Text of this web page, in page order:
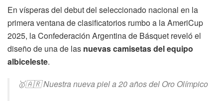
En vísperas del debut del seleccionado nacional en la
primera ventana de clasificatorios rumbo a la AmeriCup
2025, la Confederación Argentina de Básquet reveló el
diseño de una de las nuevas camisetas del equipo
albiceleste.
🥇🇦🇷 Nuestra nueva piel a 20 años del Oro Olímpico